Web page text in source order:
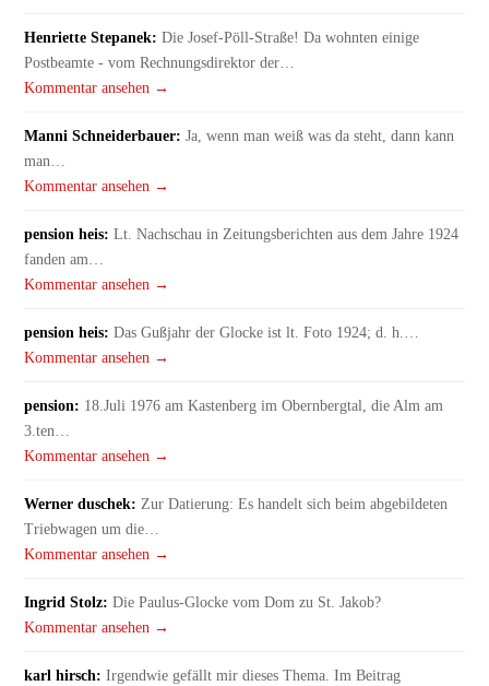
Henriette Stepanek: Die Josef-Pöll-Straße! Da wohnten einige
Postbeamte - vom Rechnungsdirektor der…
Kommentar ansehen →
Manni Schneiderbauer: Ja, wenn man weiß was da steht, dann kann
man…
Kommentar ansehen →
pension heis: Lt. Nachschau in Zeitungsberichten aus dem Jahre 1924
fanden am…
Kommentar ansehen →
pension heis: Das Gußjahr der Glocke ist lt. Foto 1924; d. h.…
Kommentar ansehen →
pension: 18.Juli 1976 am Kastenberg im Obernbergtal, die Alm am
3.ten…
Kommentar ansehen →
Werner duschek: Zur Datierung: Es handelt sich beim abgebildeten
Triebwagen um die…
Kommentar ansehen →
Ingrid Stolz: Die Paulus-Glocke vom Dom zu St. Jakob?
Kommentar ansehen →
karl hirsch: Irgendwie gefällt mir dieses Thema. Im Beitrag